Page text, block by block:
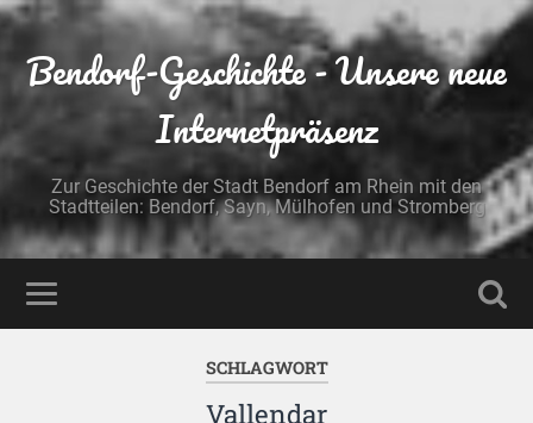
Bendorf-Geschichte - Unsere neue
Internetpräsenz
Zur Geschichte der Stadt Bendorf am Rhein mit den
Stadtteilen: Bendorf, Sayn, Mülhofen und Stromberg
SCHLAGWORT
Vallendar